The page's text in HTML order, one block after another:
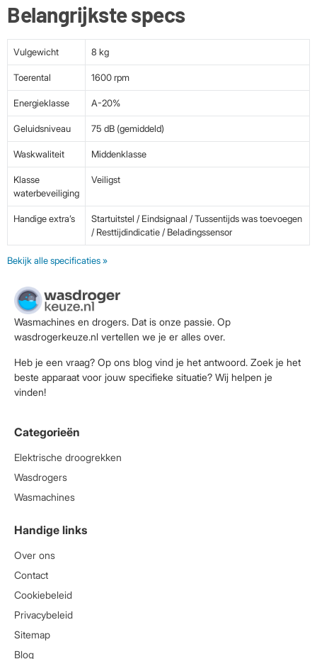
Belangrijkste specs
Vulgewicht 8 kg
Toerental 1600 rpm
Energieklasse A-20%
Geluidsniveau 75 dB (gemiddeld)
Waskwaliteit Middenklasse
Klasse
waterbeveiliging
Veiligst
Handige extra’s
Startuitstel / Eindsignaal / Tussentijds was toevoegen
/ Resttijdindicatie / Beladingssensor
Bekijk alle specificaties »
Wasmachines en drogers. Dat is onze passie. Op
wasdrogerkeuze.nl vertellen we je er alles over.
Heb je een vraag? Op ons blog vind je het antwoord. Zoek je het
beste apparaat voor jouw specifieke situatie? Wij helpen je
vinden!
Categorieën
Elektrische droogrekken
Wasdrogers
Wasmachines
Handige links
Over ons
Contact
Cookiebeleid
Privacybeleid
Sitemap
Blog